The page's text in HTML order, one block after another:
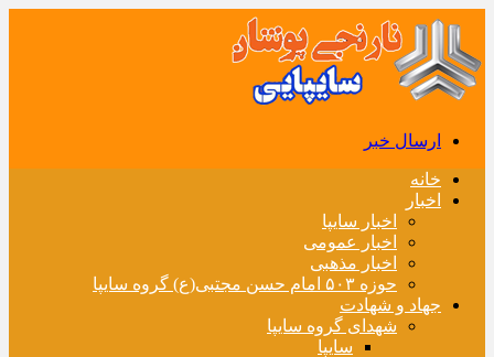
ارسال خبر
خانه
اخبار
اخبار سایپا
اخبار عمومی
اخبار مذهبی
حوزه ۵۰۳ امام حسن مجتبی(ع) گروه سایپا
جهاد و شهادت
شهدای گروه سایپا
سایپا